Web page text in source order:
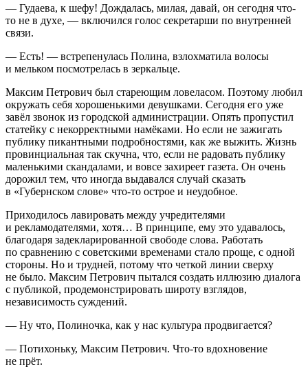
— Гудаева, к шефу! Дождалась, милая, давай, он сегодня что-
то не в духе, — включился голос секретарши по внутренней
связи.
— Есть! — встрепенулась Полина, взлохматила волосы
и мельком посмотрелась в зеркальце.
Максим Петрович был стареющим ловеласом. Поэтому любил
окружать себя хорошенькими девушками. Сегодня его уже
завёл звонок из городской администрации. Опять пропустил
статейку с некорректными намёками. Но если не зажигать
публику пикантными подробностями, как же выжить. Жизнь
провинциальная так скучна, что, если не радовать публику
маленькими скандалами, и вовсе захиреет газета. Он очень
дорожил тем, что иногда выдавался случай сказать
в «Губернском слове» что-то острое и неудобное.
Приходилось лавировать между учредителями
и рекламодателями, хотя… В принципе, ему это удавалось,
благодаря задекларированной свободе слова. Работать
по сравнению с советскими временами стало проще, с одной
стороны. Но и трудней, потому что четкой линии сверху
не было. Максим Петрович пытался создать иллюзию диалога
с публикой, продемонстрировать широту взглядов,
независимость суждений.
— Ну что, Полиночка, как у нас культура продвигается?
— Потихоньку, Максим Петрович. Что-то вдохновение
не прёт.